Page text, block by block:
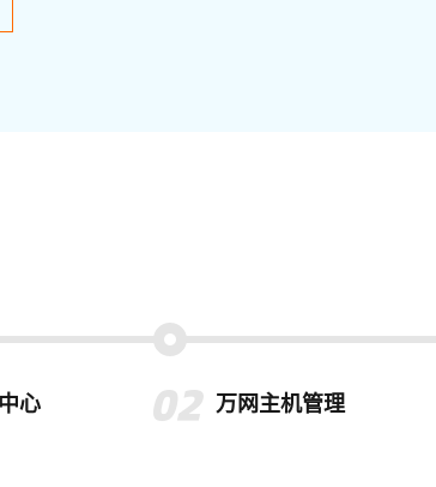
心 万网主机管理